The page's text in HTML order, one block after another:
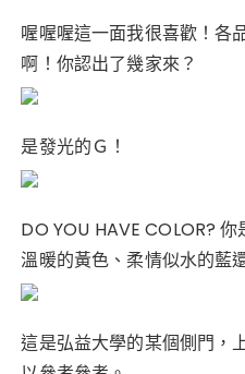
喔喔喔這一面我很喜歡！各
啊！你認出了幾家來？
是發光的Ｇ！
DO YOU HAVE COLOR?
溫暖的黃色、柔情似水的藍
這是弘益大學的某個側門，